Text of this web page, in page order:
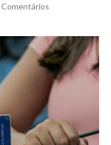
Comentários